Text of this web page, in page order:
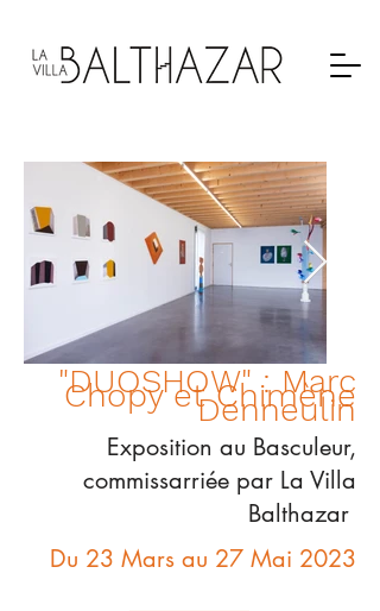
"DUOSHOW" : Marc
Chopy et Chimène
Denneulin
Exposition au Basculeur,
commissarriée par La Villa
Balthazar
Du 23 Mars au 27 Mai 2023